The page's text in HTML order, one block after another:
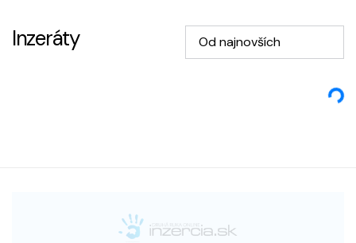
Inzeráty Od najnovších
Loading...